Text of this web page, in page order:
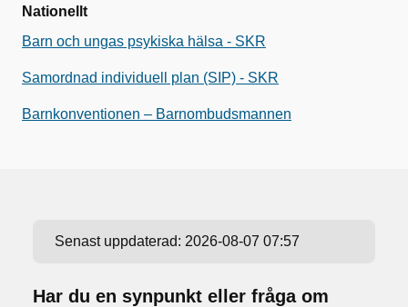
Nationellt
Barn och ungas psykiska hälsa - SKR
Samordnad individuell plan (SIP) - SKR
Barnkonventionen – Barnombudsmannen
Senast uppdaterad: 2026-08-07 07:57
Har du en synpunkt eller fråga om